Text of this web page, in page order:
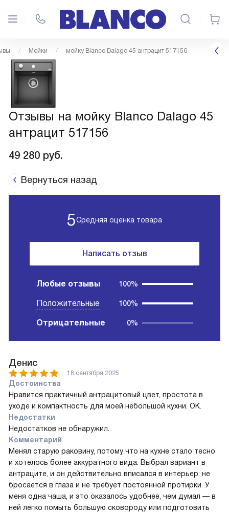
Мойки мойку Blanco Dalago 45 антрацит 517156
Отзывы на мойку Blanco Dalago 45
антрацит 517156
49 280 руб.
Вернуться назад
5Средняя оценка товара
Написать отзыв
Любые отзывы 100%
Положительные 100%
Отрицательные 0%
Денис
18 сентября 2025
Достоинства
Нравится практичный антрацитовый цвет, простота в
уходе и компактность для моей небольшой кухни. ОК.
Недостатки
Недостатков не обнаружил.
Комментарий
Менял старую раковину, потому что на кухне стало тесно
и хотелось более аккуратного вида. Выбрал вариант в
антраците, и он действительно вписался в интерьер: не
бросается в глаза и не требует постоянной протирки. У
меня одна чаша, и это оказалось удобнее, чем думал — в
ней легко помыть большую сковороду или подготовить